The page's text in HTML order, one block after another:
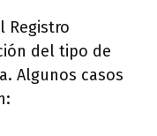
Registro
del tipo de
Algunos casos